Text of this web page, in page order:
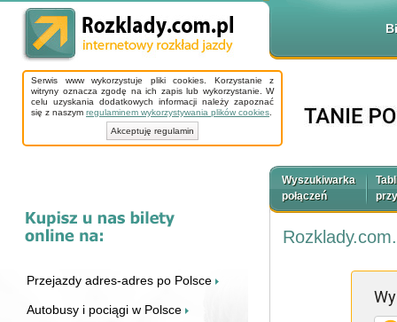
Serwis www wykorzystuje pliki cookies. Korzystanie z
witryny oznacza zgodę na ich zapis lub wykorzystanie. W
celu uzyskania dodatkowych informacji należy zapoznać
się z naszym regulaminem wykorzystywania plików cookies
Akceptuję regulamin
Przejazdy adres-adres po Polsce
Autobusy i pociągi w Polsce
Wyszukiwarka
połączeń